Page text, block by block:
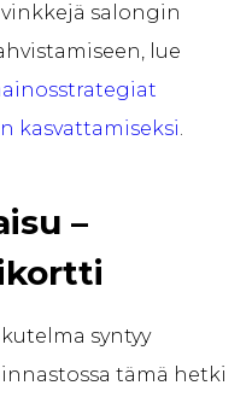
salongin
lue
kasvattamiseksi.
–
syntyy
tämä hetki